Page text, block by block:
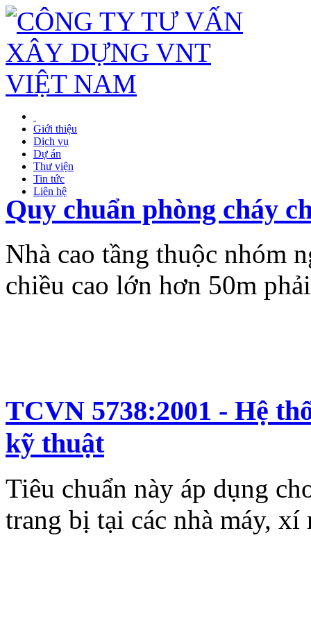
Giới thiệu
Dịch vụ
Dự án
Thư viện
Tin tức
Liên hệ
Quy chuẩn phòng cháy
Nhà cao tầng thuộc nhóm
chiều cao lớn hơn 50m
TCVN 5738:2001 - Hệ
kỹ thuật
Tiêu chuẩn này áp dụng
trang bị tại các nhà máy,